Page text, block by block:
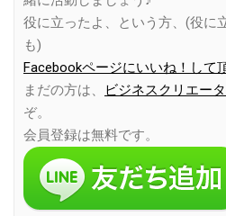
役に立ったよ、という方、(役に
も)
Facebookページにいいね！して
まだの方は、
ビジネスクリエー
ぞ。
会員登録は無料です。